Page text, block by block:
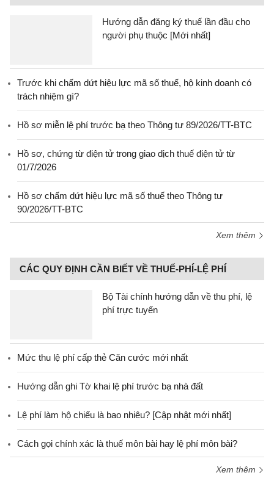
Hướng dẫn đăng ký thuế lần đầu cho
người phụ thuộc [Mới nhất]
Trước khi chấm dứt hiệu lực mã số thuế, hộ kinh doanh có
trách nhiệm gì?
Hồ sơ miễn lệ phí trước bạ theo Thông tư 89/2026/TT-BTC
Hồ sơ, chứng từ điện tử trong giao dịch thuế điện tử từ
01/7/2026
Hồ sơ chấm dứt hiệu lực mã số thuế theo Thông tư
90/2026/TT-BTC
Xem thêm
CÁC QUY ĐỊNH CẦN BIẾT VỀ THUẾ-PHÍ-LỆ PHÍ
Bộ Tài chính hướng dẫn về thu phí, lệ
phí trực tuyến
Mức thu lệ phí cấp thẻ Căn cước mới nhất
Hướng dẫn ghi Tờ khai lệ phí trước bạ nhà đất
Lệ phí làm hộ chiếu là bao nhiêu? [Cập nhật mới nhất]
Cách gọi chính xác là thuế môn bài hay lệ phí môn bài?
Xem thêm